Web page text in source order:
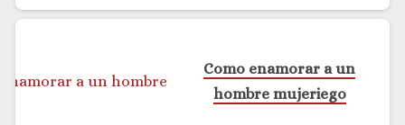
Como enamorar a un
hombre mujeriego